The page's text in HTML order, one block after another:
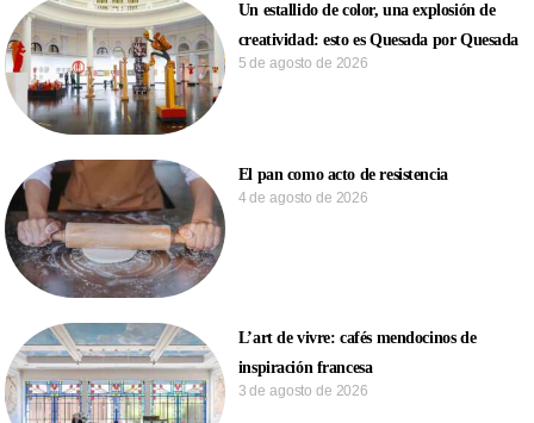
Un estallido de color, una explosión de
creatividad: esto es Quesada por Quesada
5 de agosto de 2026
El pan como acto de resistencia
4 de agosto de 2026
L’art de vivre: cafés mendocinos de
inspiración francesa
3 de agosto de 2026